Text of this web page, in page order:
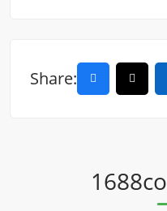
Share: